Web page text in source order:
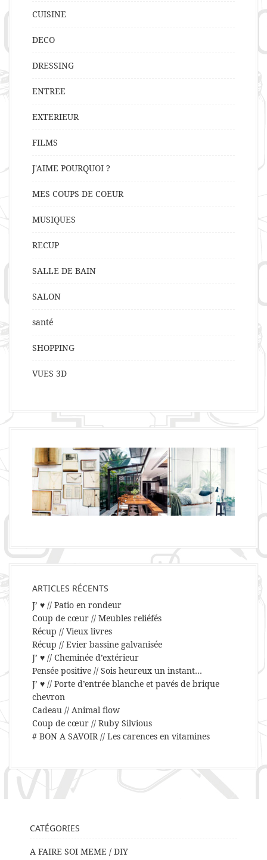
CUISINE
DECO
DRESSING
ENTREE
EXTERIEUR
FILMS
J'AIME POURQUOI ?
MES COUPS DE COEUR
MUSIQUES
RECUP
SALLE DE BAIN
SALON
santé
SHOPPING
VUES 3D
ARTICLES RÉCENTS
J’ ♥ // Patio en rondeur
Coup de cœur // Meubles reliéfés
Récup // Vieux livres
Récup // Evier bassine galvanisée
J’ ♥ // Cheminée d’extérieur
Pensée positive // Sois heureux un instant…
J’ ♥ // Porte d’entrée blanche et pavés de brique
chevron
Cadeau // Animal flow
Coup de cœur // Ruby Silvious
# BON A SAVOIR // Les carences en vitamines
CATÉGORIES
A FAIRE SOI MEME / DIY